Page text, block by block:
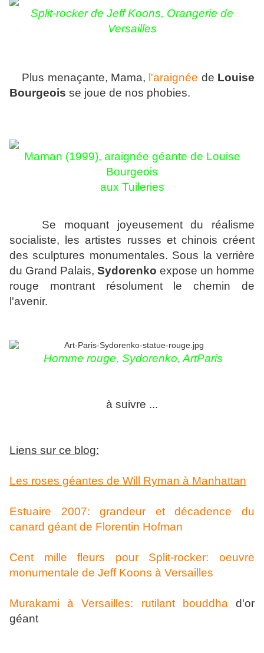
Split-rocker de Jeff Koons, Orangerie de
Versailles
Plus menaçante, Mama, l'araignée de Louise
Bourgeois se joue de nos phobies.
Maman (1999), araignée géante de Louise
Bourgeois
aux Tuileries
Se moquant joyeusement du réalisme
socialiste, les artistes russes et chinois créent
des sculptures monumentales. Sous la verrière
du Grand Palais, Sydorenko expose un homme
rouge montrant résolument le chemin de
l'avenir.
Homme rouge, Sydorenko, ArtParis
à suivre ...
Liens sur ce blog:
Les roses géantes de Will Ryman à Manhattan
Estuaire 2007: grandeur et décadence du
canard géant de Florentin Hofman
Cent mille fleurs pour Split-rocker: oeuvre
monumentale de Jeff Koons à Versailles
Murakami à Versailles: rutilant bouddha d'or
géant